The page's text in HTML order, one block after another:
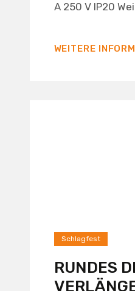
A 250 V IP20
WEITERE
Schlagfest
RUNDES